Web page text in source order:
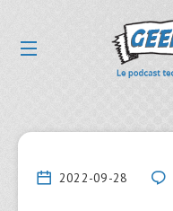
2022-09-28